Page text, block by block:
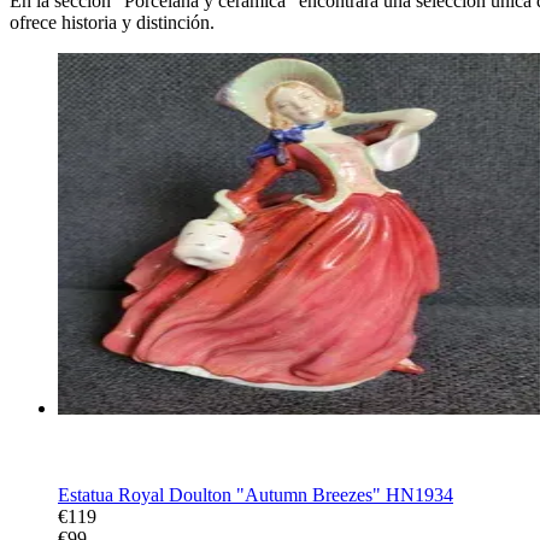
ofrece historia y distinción.
Estatua Royal Doulton "Autumn Breezes" HN1934
€119